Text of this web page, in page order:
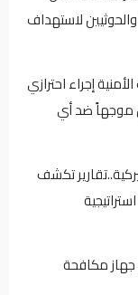
لاستهداف
إجراء احترازي
موجهاً ضد أي
تكشف
مكافحة